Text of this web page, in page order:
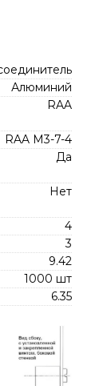
Алюминий
RAA
RAA M3-7-4
Да
Нет
4
3
9.42
1000 шт
6.35